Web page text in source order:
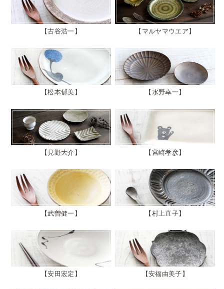
古谷浩一 マルヤマウエア
松本郁美 水野幸一
見野大介 宮崎孝彦
武曽健一 村上直子
安田宏定 安福由美子